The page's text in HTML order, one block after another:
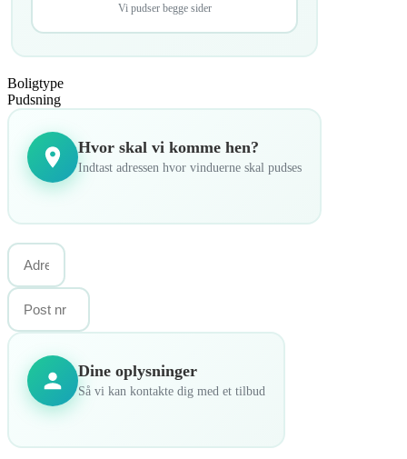
Vi pudser begge sider
Boligtype
Pudsning
Hvor skal vi komme hen?
Indtast adressen hvor vinduerne skal pudses
Dine oplysninger
Så vi kan kontakte dig med et tilbud